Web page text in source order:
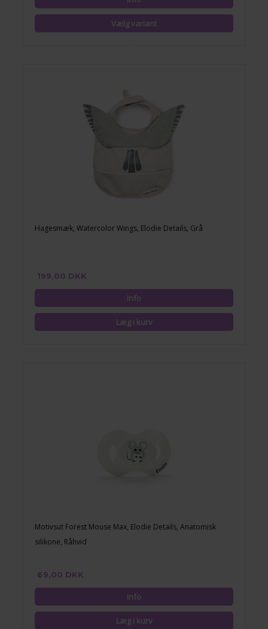
Hagesmæk, Watercolor Wings, Elodie Details, Grå
199,00 DKK
Motivsut Forest Mouse Max, Elodie Details, Anatomisk
silikone, Råhvid
69,00 DKK